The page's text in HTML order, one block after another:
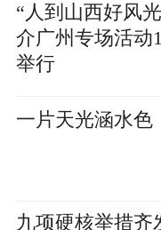
“人到山西好风
介广州专场活动
举行
一片天光涵水色
九项硬核举措齐